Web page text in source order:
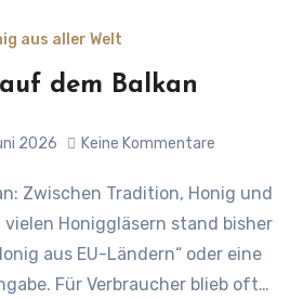
aus aller Welt
dem Balkan
2026 Keine Kommentare
Honiggläsern stand bisher
aus EU-Ländern“ oder eine
Für Verbraucher blieb oft…